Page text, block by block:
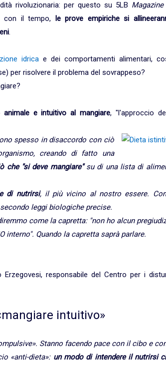
rivoluzionaria: per questo su 5LB Magazine
con il tempo,
le prove empiriche si
.
idricae dei comportamenti alimentari,
per risolvere il problema del sovrappeso?
animale e intuitivo al mangiare, "l'approccio
spesso in disaccordo con ciò
creando di fatto una
"si deve mangiare"su di una lista di
di nutrirsi, il più vicino al nostro essere.
leggi biologiche precise.
come la capretta: "non ho alcun
interno". Quando la capretta saprà parlare.
responsabile del Centro per i
intuitivo»
Stanno facendo pace con il cibo e
«anti-dieta»: un modo di intendere il nutrirsi